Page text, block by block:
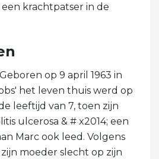
krachtpatser in de
op 9 april 1963 in
het leven thuis werd op
leeftijd van 7, toen zijn
ulcerosa & # x2014; een
Marc ook leed. Volgens
moeder slecht op zijn